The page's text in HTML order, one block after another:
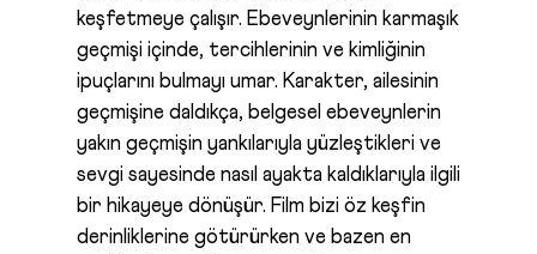
keşfetmeye çalışır. Ebeveynlerinin karmaşık
geçmişi içinde, tercihlerinin ve kimliğinin
ipuçlarını bulmayı umar. Karakter, ailesinin
geçmişine daldıkça, belgesel ebeveynlerin
yakın geçmişin yankılarıyla yüzleştikleri ve
sevgi sayesinde nasıl ayakta kaldıklarıyla ilgili
bir hikayeye dönüşür. Film bizi öz keşfin
derinliklerine götürürken ve bazen en